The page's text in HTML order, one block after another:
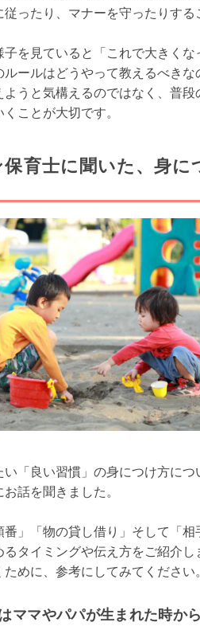
ったり、マナーを守ったりする
を見ていると「これで大きくな
ルールはどうやって教えるべき
ようと気構えるのではなく、普
ことが大切です。
育士に聞いた、身に
い「良い習慣」の身につけ方に
話を聞きました。
番」「物の貸し借り」そして「
るタイミングや伝え方をご紹介
めに、参考にしてみてください。
ママやパパが生まれた時か